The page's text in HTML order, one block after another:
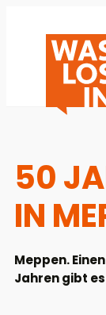
50
IN
Meppen.
Jahren gibt